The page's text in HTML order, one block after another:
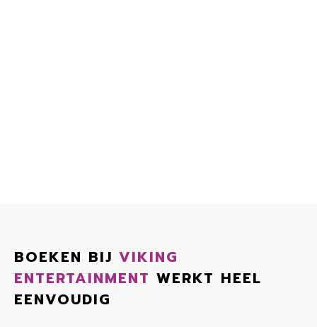
BOEKEN BIJ VIKING
ENTERTAINMENT WERKT HEEL
EENVOUDIG